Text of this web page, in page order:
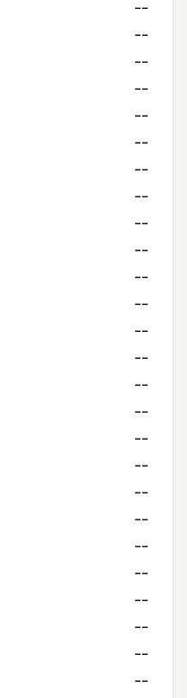
--
--
--
--
--
--
--
--
--
--
--
--
--
--
--
--
--
--
--
--
--
--
--
--
--
--